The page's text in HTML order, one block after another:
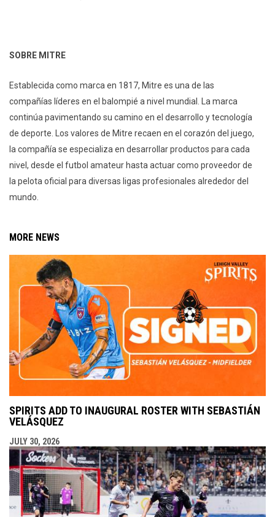
SOBRE MITRE
Establecida como marca en 1817, Mitre es una de las
compañías líderes en el balompié a nivel mundial. La marca
continúa pavimentando su camino en el desarrollo y tecnología
de deporte. Los valores de Mitre recaen en el corazón del juego,
la compañía se especializa en desarrollar productos para cada
nivel, desde el futbol amateur hasta actuar como proveedor de
la pelota oficial para diversas ligas profesionales alrededor del
mundo.
MORE NEWS
SPIRITS ADD TO INAUGURAL ROSTER WITH SEBASTIÁN
VELÁSQUEZ
JULY 30, 2026